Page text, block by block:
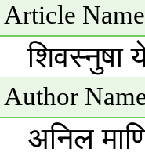
Article
शिवस्नुषा
Author
अनिल